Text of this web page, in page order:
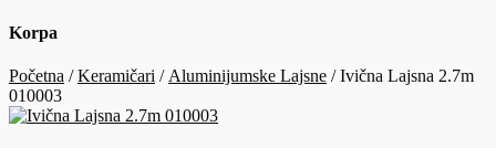
Korpa
Početna /Keramičari / Aluminijumske Lajsne / Ivična Lajsna 2.7m
010003